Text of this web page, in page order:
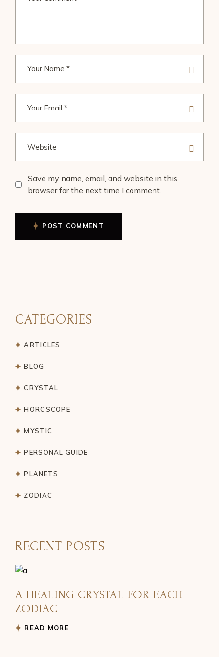
Save my name, email, and website in this
browser for the next time I comment.
POST COMMENT
CATEGORIES
ARTICLES
BLOG
CRYSTAL
HOROSCOPE
MYSTIC
PERSONAL GUIDE
PLANETS
ZODIAC
RECENT POSTS
A HEALING CRYSTAL FOR EACH
ZODIAC
READ MORE